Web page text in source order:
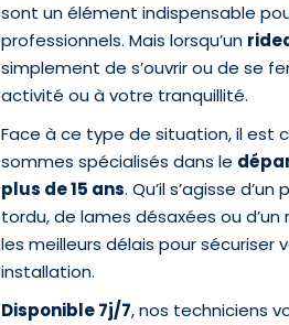
sont un élément indispensable
professionnels. Mais lorsqu’un
simplement de s’ouvrir ou de se
activité ou à votre tranquillité.
Face à ce type de situation, il est
sommes spécialisés dans le
plus de 15 ans. Qu’il s’agisse
tordu, de lames désaxées ou d’un
les meilleurs délais pour
installation.
Disponible 7j/7, nos techniciens